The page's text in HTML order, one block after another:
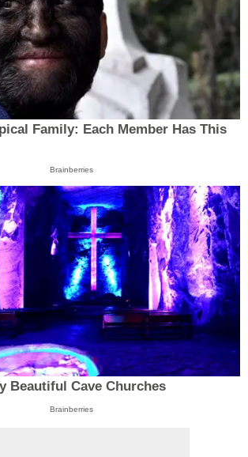
Family: Each Member Has This
Brainberries
Beautiful Cave Churches
Brainberries